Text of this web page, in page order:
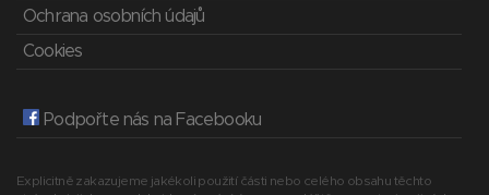
Ochrana osobních údajů
Cookies
Podpořte nás na Facebooku
Explicitně zakazujeme jakékoli použití části nebo celého obsahu těchto